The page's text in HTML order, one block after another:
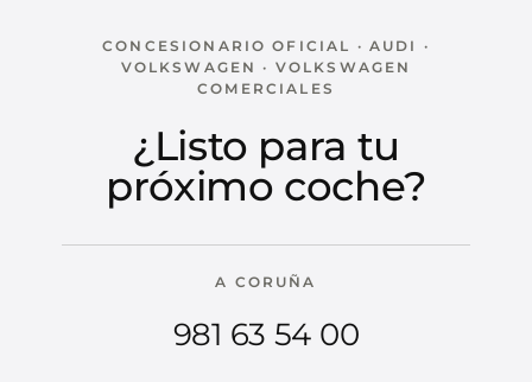
CONCESIONARIO OFICIAL · AUDI ·
VOLKSWAGEN · VOLKSWAGEN
COMERCIALES
¿Listo para tu
próximo coche?
A CORUÑA
981 63 54 00